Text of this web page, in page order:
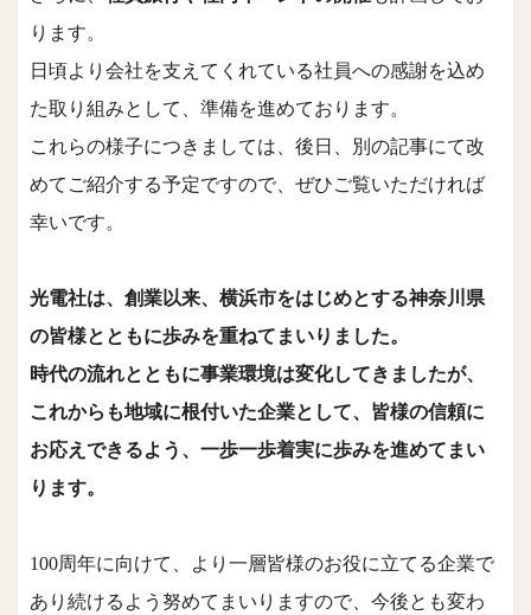
ります。
日頃より会社を支えてくれている社員への感謝を込め
た取り組みとして、準備を進めております。
これらの様子につきましては、後日、別の記事にて改
めてご紹介する予定ですので、ぜひご覧いただければ
幸いです。
光電社は、創業以来、横浜市をはじめとする神奈川県
の皆様とともに歩みを重ねてまいりました。
時代の流れとともに事業環境は変化してきましたが、
これからも地域に根付いた企業として、皆様の信頼に
お応えできるよう、一歩一歩着実に歩みを進めてまい
ります。
100周年に向けて
、より一層皆様のお役に立てる企業で
あり続けるよう努めてまいりますので、今後とも変わ